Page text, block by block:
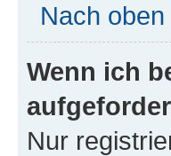
Nach oben
Wenn ich
Nur